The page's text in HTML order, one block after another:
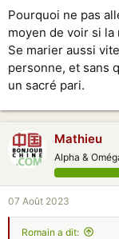
ne change tant que
Pourquoi ne pas
moyen de voir si
Se marier aussi
personne, et sans
un sacré pari.
Mathieu
Alpha &
07 Août 2023
Rоmain a dit: